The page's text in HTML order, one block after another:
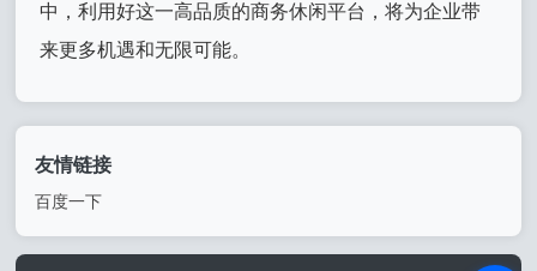
中，利用好这一高品质的商务休闲平台，将为企业带
来更多机遇和无限可能。
友情链接
百度一下